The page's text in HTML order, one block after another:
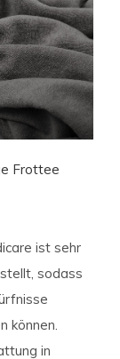
Frottee
ist sehr
sodass
können.
in